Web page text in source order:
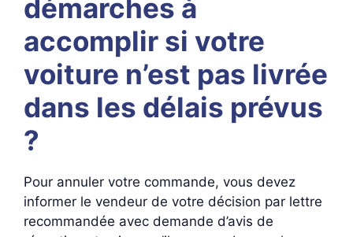
démarches à
accomplir si votre
voiture n’est pas livrée
dans les délais prévus
?
Pour annuler votre commande, vous devez
informer le vendeur de votre décision par lettre
recommandée avec demande d’avis de